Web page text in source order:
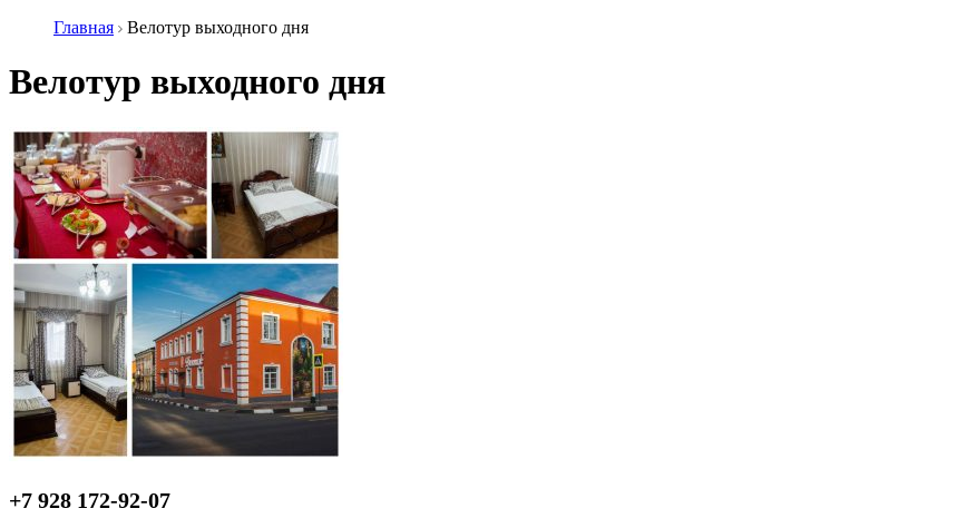
Главная
Велотур выходного дня
Велотур выходного дня
+7 928 172-92-07